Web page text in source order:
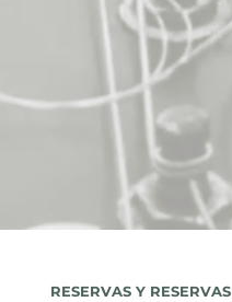
RESERVAS Y RESERVAS